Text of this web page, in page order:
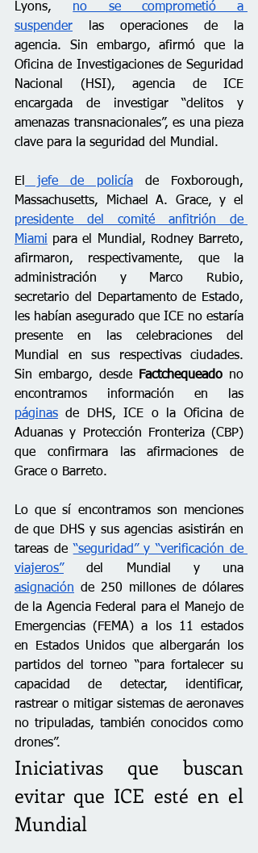
Lyons, no se comprometió a
suspender las operaciones de la
agencia. Sin embargo, afirmó que la
Oficina de Investigaciones de Seguridad
Nacional (HSI), agencia de ICE
encargada de investigar “delitos y
amenazas transnacionales”, es una pieza
clave para la seguridad del Mundial.
El jefe de policía de Foxborough,
presidente del comité anfitrión de
Miami para el Mundial, Rodney Barreto,
afirmaron, respectivamente, que la
administración y Marco Rubio,
secretario del Departamento de Estado,
les habían asegurado que ICE no estaría
presente en las celebraciones del
Mundial en sus respectivas ciudades.
Sin embargo, desde
Factchequeado no
páginas de DHS, ICE o la Oficina de
Aduanas y Protección Fronteriza (CBP)
que confirmara las afirmaciones de
Grace o Barreto.
Lo que sí encontramos son menciones
de que DHS y sus agencias asistirán en
tareas de “seguridad” y “verificación de
viajeros”
asignación de 250 millones de dólares
de la Agencia Federal para el Manejo de
Emergencias (FEMA) a los 11 estados
en Estados Unidos que albergarán los
partidos del torneo “para fortalecer su
capacidad de detectar, identificar,
rastrear o mitigar sistemas de aeronaves
no tripuladas, también conocidos como
drones”.
Iniciativas que buscan
evitar que ICE esté en el
Mundial